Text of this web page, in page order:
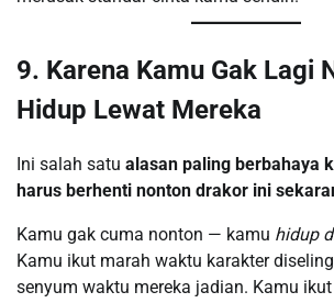
9. Karena Kamu Gak Lagi
Hidup Lewat Mereka
Ini salah satu alasan paling berbahaya
harus berhenti nonton drakor ini
Kamu gak cuma nonton — kamu hidup
Kamu ikut marah waktu karakter
senyum waktu mereka jadian. Kamu